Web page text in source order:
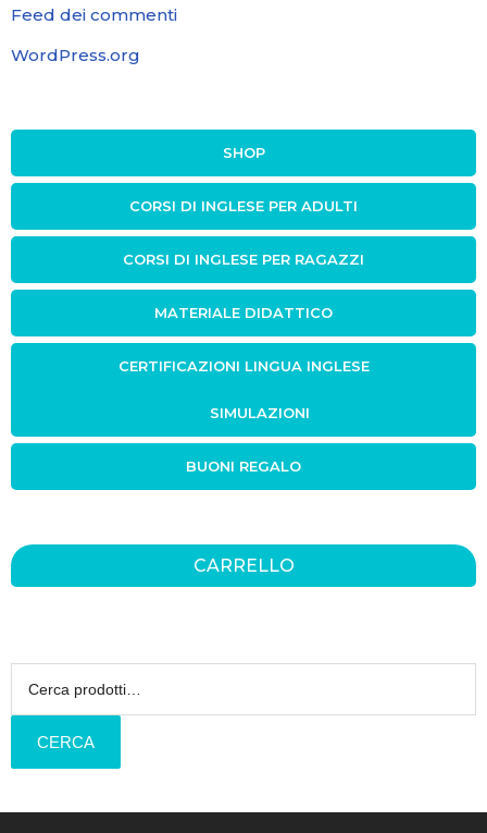
Feed dei commenti
WordPress.org
SHOP
CORSI DI INGLESE PER ADULTI
CORSI DI INGLESE PER RAGAZZI
MATERIALE DIDATTICO
CERTIFICAZIONI LINGUA INGLESE
SIMULAZIONI
BUONI REGALO
CARRELLO
CERCA